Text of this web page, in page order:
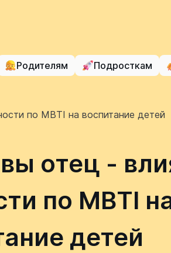
Родителям Подросткам
по MBTI на воспитание детей
отец -
по MBTI
детей